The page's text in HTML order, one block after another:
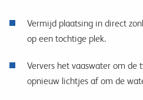
Vermijd plaatsing in direct
op een tochtige plek.
Ververs het vaaswater om de
opnieuw lichtjes af om de